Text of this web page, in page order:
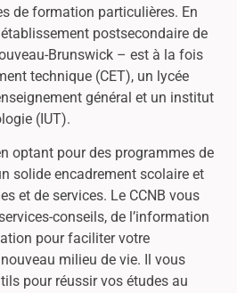
de formation particulières. En
postsecondaire de
Brunswick – est à la fois
technique (CET), un lycée
général et un institut
(IUT).
optant pour des programmes de
solide encadrement scolaire et
et de services. Le CCNB vous
conseils, de l’information
pour faciliter votre
milieu de vie. Il vous
pour réussir vos études au